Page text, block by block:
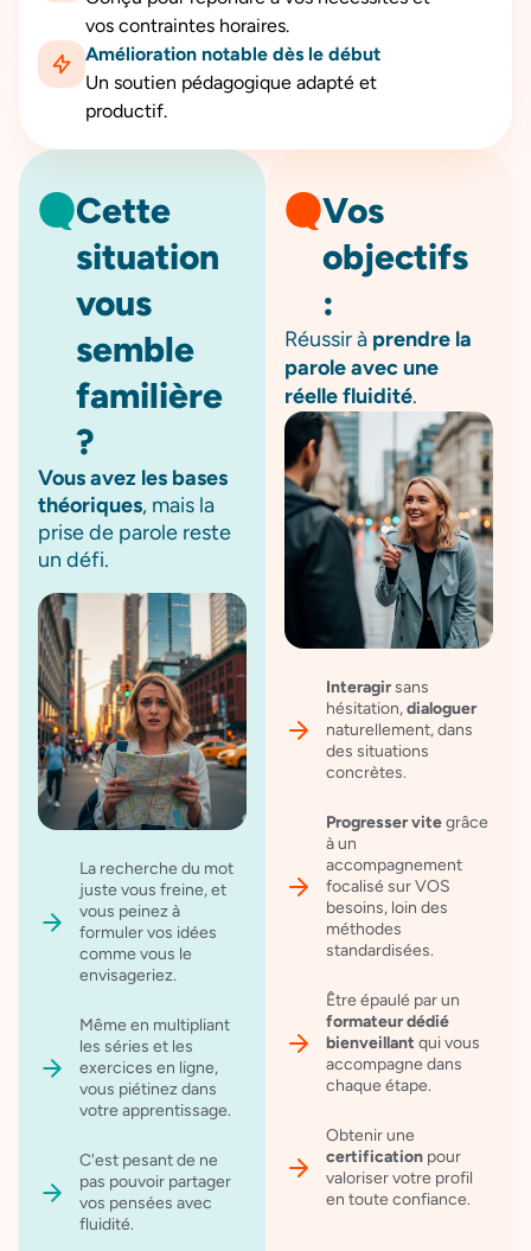
vos contraintes horaires.
Amélioration notable dès le début
Un soutien pédagogique adapté et
productif.
Cette
situation
vous
semble
familière
?
Vous avez les bases
théoriques, mais la
prise de parole reste
un défi.
La recherche du mot
juste vous freine, et
vous peinez à
formuler vos idées
comme vous le
envisageriez.
Même en multipliant
les séries et les
exercices en ligne,
vous piétinez dans
votre apprentissage.
C'est pesant de ne
pas pouvoir partager
vos pensées avec
fluidité.
Vos
objectifs
:
Réussir à prendre la
parole avec une
réelle fluidité.
Interagirsans
hésitation,dialoguer
naturellement, dans
des situations
concrètes.
Progresser vitegrâce
à un
accompagnement
focalisé sur VOS
besoins, loin des
méthodes
standardisées.
Être épaulé par un
formateurdédié
bienveillant qui vous
accompagne dans
chaque étape.
Obtenir une
certification pour
valoriser votre profil
en toute confiance.